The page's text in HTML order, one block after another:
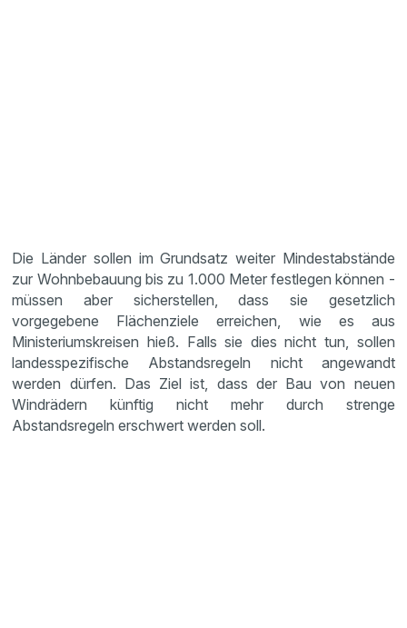
Die Länder sollen im Grundsatz weiter Mindestabstände
zur Wohnbebauung bis zu 1.000 Meter festlegen können -
müssen aber sicherstellen, dass sie gesetzlich
vorgegebene Flächenziele erreichen, wie es aus
Ministeriumskreisen hieß. Falls sie dies nicht tun, sollen
landesspezifische Abstandsregeln nicht angewandt
werden dürfen. Das Ziel ist, dass der Bau von neuen
Windrädern künftig nicht mehr durch strenge
Abstandsregeln erschwert werden soll.